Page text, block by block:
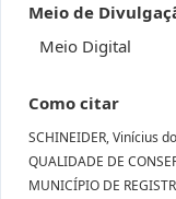
Meio de
Meio Digital
Como citar
SCHINEIDER, Vinícius
QUALIDADE DE
MUNICÍPIO DE